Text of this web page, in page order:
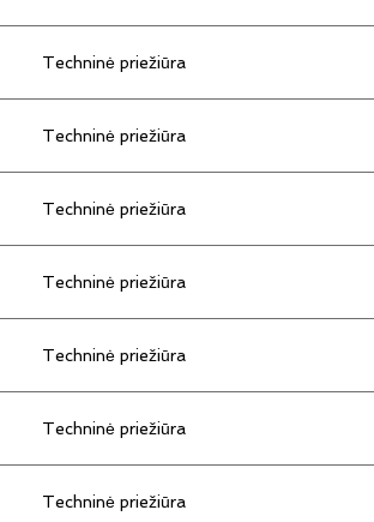
Techninė priežiūra
Techninė priežiūra
Techninė priežiūra
Techninė priežiūra
Techninė priežiūra
Techninė priežiūra
Techninė priežiūra